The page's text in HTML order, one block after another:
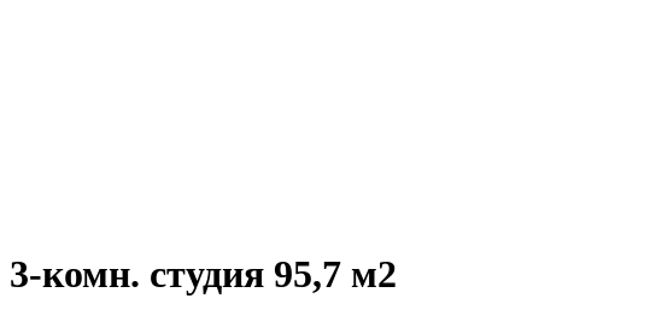
3-комн. студия 95,7 м2